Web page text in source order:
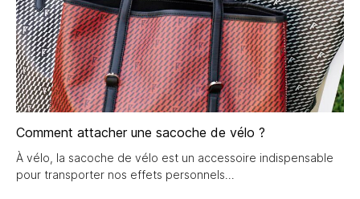
Comment attacher une sacoche de vélo ?
À vélo, la sacoche de vélo est un accessoire indispensable
pour transporter nos effets personnels